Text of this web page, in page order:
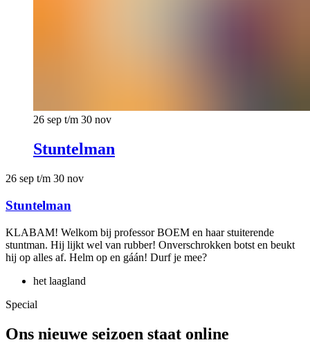
26 sep t/m 30 nov
Stuntelman
26 sep t/m 30 nov
Stuntelman
KLABAM! Welkom bij professor BOEM en haar stuiterende
stuntman. Hij lijkt wel van rubber! Onverschrokken botst en beukt
hij op alles af. Helm op en gáán! Durf je mee?
het laagland
Special
Ons nieuwe seizoen staat online